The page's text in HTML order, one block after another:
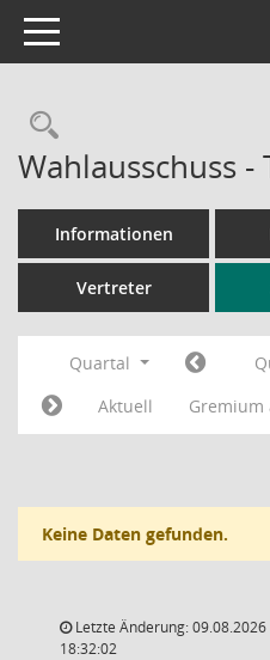
Toggle navigation
Wahlausschuss
Informationen
Vertreter
Quartal
Aktuell
Gremium
Keine Daten gefunden.
Letzte Änderung: 09.08.2026
18:32:02